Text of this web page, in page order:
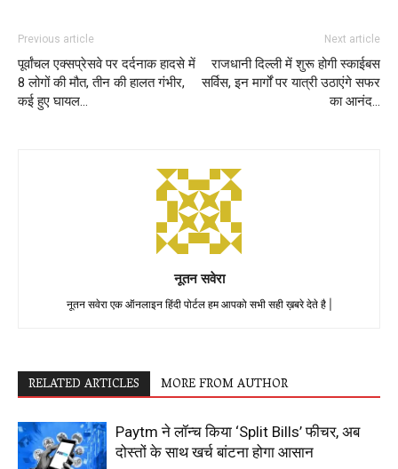
Previous article
पूर्वांचल एक्सप्रेसवे पर दर्दनाक हादसे में
8 लोगों की मौत, तीन की हालत गंभीर,
कई हुए घायल…
Next article
राजधानी दिल्ली में शुरू होगी स्काईबस
सर्विस, इन मार्गों पर यात्री उठाएंगे सफर
का आनंद…
नूतन सवेरा
नूतन सवेरा एक ऑनलाइन हिंदी पोर्टल हम आपको सभी सही ख़बरे देते है |
RELATED ARTICLES MORE FROM AUTHOR
Paytm ने लॉन्च किया ‘Split Bills’ फीचर, अब
दोस्तों के साथ खर्च बांटना होगा आसान